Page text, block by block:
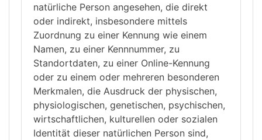
natürliche Person angesehen, die direkt
oder indirekt, insbesondere mittels
Zuordnung zu einer Kennung wie einem
Namen, zu einer Kennnummer, zu
Standortdaten, zu einer Online-Kennung
oder zu einem oder mehreren besonderen
Merkmalen, die Ausdruck der physischen,
physiologischen, genetischen, psychischen,
wirtschaftlichen, kulturellen oder sozialen
Identität dieser natürlichen Person sind,